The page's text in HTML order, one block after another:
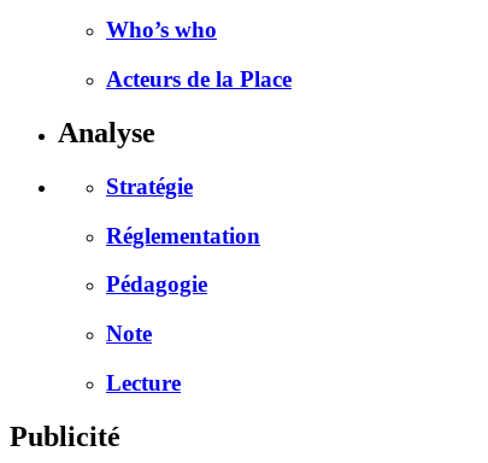
Who’s who
Acteurs de la Place
Analyse
Stratégie
Réglementation
Pédagogie
Note
Lecture
Publicité